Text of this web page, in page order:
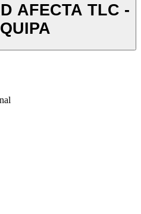
AFECTA TLC -